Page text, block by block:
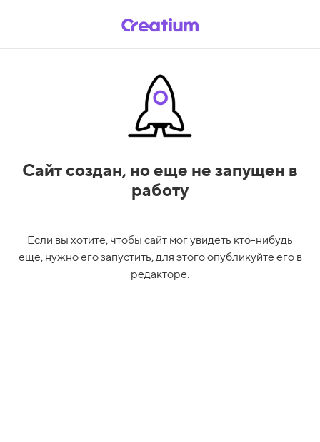
Сайт создан, но еще не запущен в
работу
Если вы хотите, чтобы сайт мог увидеть кто-нибудь
еще, нужно его запустить, для этого опубликуйте его в
редакторе.